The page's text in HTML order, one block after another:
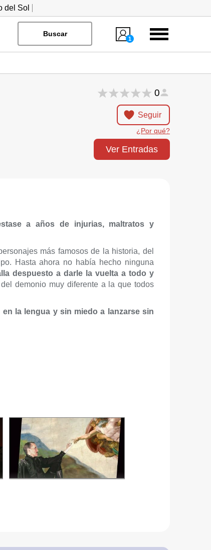
del Sol
Buscar
1
Menú
0
Seguir
¿Por qué?
Ver Entradas
a años de injurias, maltratos y
más famosos de la historia, del
Hasta ahora no había hecho ninguna
despuesto a darle la vuelta a todo y
demonio muy diferente a la que todos
la lengua y sin miedo a lanzarse sin